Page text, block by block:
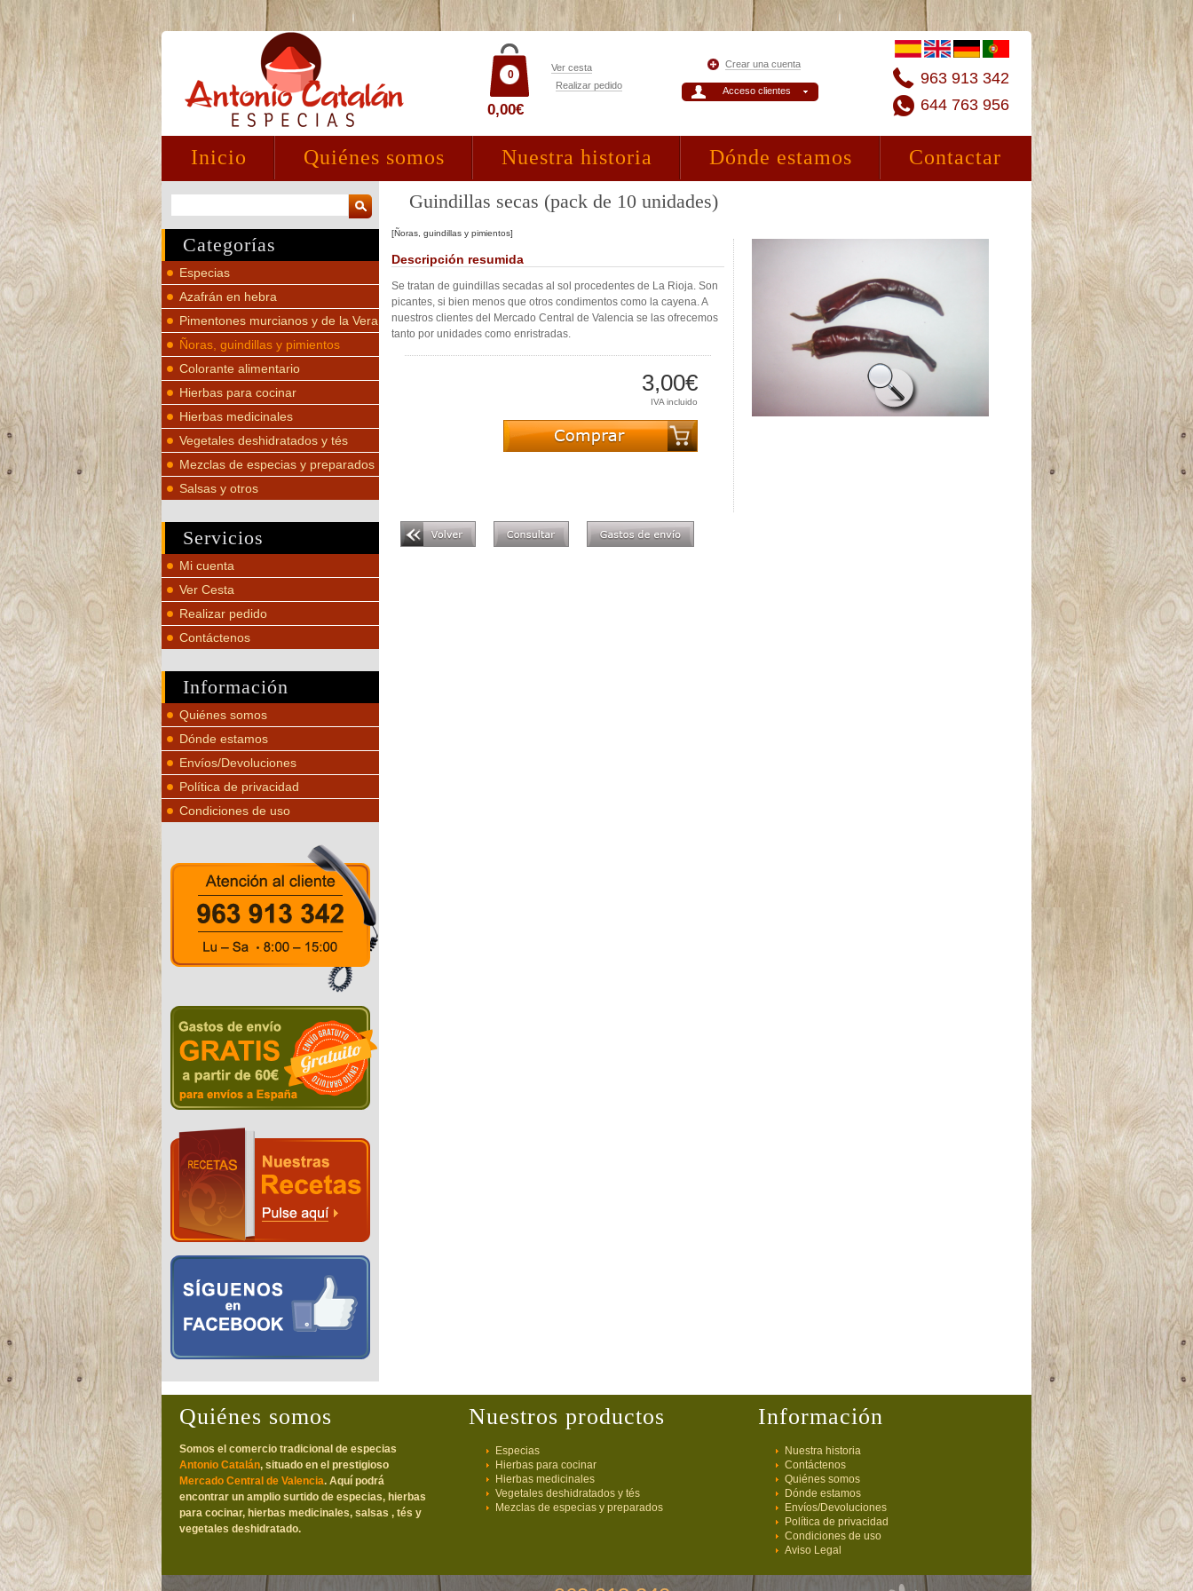
963 913 342
644 763 956
Acceso clientes
Crear una cuenta
0,00€
0
Ver cesta
Realizar pedido
Inicio Quiénes somos Nuestra historia Dónde estamos Contactar
Categorías
Especias
Azafrán en hebra
Pimentones murcianos y de la Vera
Ñoras, guindillas y pimientos
Colorante alimentario
Hierbas para cocinar
Hierbas medicinales
Vegetales deshidratados y tés
Mezclas de especias y preparados
Salsas y otros
Servicios
Mi cuenta
Ver Cesta
Realizar pedido
Contáctenos
Información
Quiénes somos
Dónde estamos
Envíos/Devoluciones
Política de privacidad
Condiciones de uso
Guindillas secas (pack de 10 unidades)
[Ñoras, guindillas y pimientos]
Descripción resumida
Se tratan de guindillas secadas al sol procedentes de La Rioja. Son
picantes, si bien menos que otros condimentos como la cayena. A
nuestros clientes del Mercado Central de Valencia se las ofrecemos
tanto por unidades como enristradas.
3,00€
IVA incluido
Quiénes somos
Somos el comercio tradicional de especias
Antonio Catalán, situado en el prestigioso
Mercado Central de Valencia. Aquí podrá
encontrar un amplio surtido de especias, hierbas
para cocinar, hierbas medicinales, salsas , tés y
vegetales deshidratado.
Nuestros productos
Especias
Hierbas para cocinar
Hierbas medicinales
Vegetales deshidratados y tés
Mezclas de especias y preparados
Información
Nuestra historia
Contáctenos
Quiénes somos
Dónde estamos
Envíos/Devoluciones
Política de privacidad
Condiciones de uso
Aviso Legal